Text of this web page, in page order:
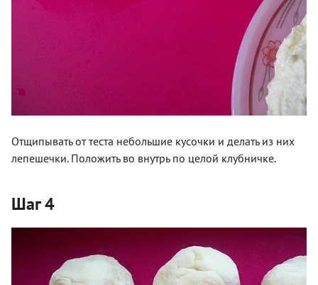
Отщипывать от теста небольшие кусочки и делать из них
лепешечки. Положить во внутрь по целой клубничке.
Шаг 4